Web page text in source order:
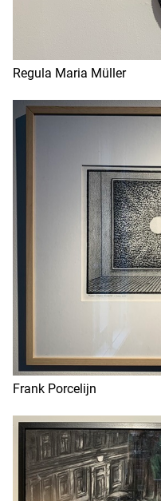
Regula Maria Müller
Frank Porcelijn